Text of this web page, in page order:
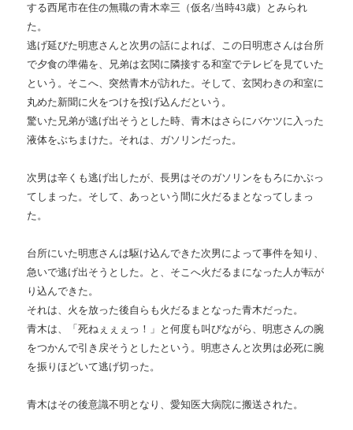
する西尾市在住の無職の青木幸三（仮名/当時43歳）とみられ
た。
逃げ延びた明恵さんと次男の話によれば、この日明恵さんは台所
で夕食の準備を、兄弟は玄関に隣接する和室でテレビを見ていた
という。そこへ、突然青木が訪れた。そして、玄関わきの和室に
丸めた新聞に火をつけを投げ込んだという。
驚いた兄弟が逃げ出そうとした時、青木はさらにバケツに入った
液体をぶちまけた。それは、ガソリンだった。
次男は辛くも逃げ出したが、長男はそのガソリンをもろにかぶっ
てしまった。そして、あっという間に火だるまとなってしまっ
た。
台所にいた明恵さんは駆け込んできた次男によって事件を知り、
急いで逃げ出そうとした。と、そこへ火だるまになった人が転が
り込んできた。
それは、火を放った後自らも火だるまとなった青木だった。
青木は、「死ねぇぇぇっ！」と何度も叫びながら、明恵さんの腕
をつかんで引き戻そうとしたという。明恵さんと次男は必死に腕
を振りほどいて逃げ切った。
青木はその後意識不明となり、愛知医大病院に搬送された。